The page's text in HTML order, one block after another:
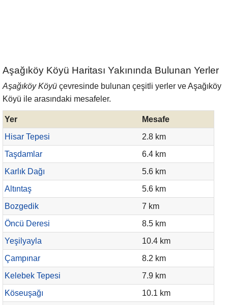
Aşağıköy Köyü Haritası Yakınında Bulunan Yerler
Aşağıköy Köyü çevresinde bulunan çeşitli yerler ve Aşağıköy
Köyü ile arasındaki mesafeler.
Yer
Mesafe
Hisar Tepesi
2.8 km
Taşdamlar
6.4 km
Karlık Dağı
5.6 km
Altıntaş
5.6 km
Bozgedik
7 km
Öncü Deresi
8.5 km
Yeşilyayla
10.4 km
Çampınar
8.2 km
Kelebek Tepesi
7.9 km
Köseuşağı
10.1 km